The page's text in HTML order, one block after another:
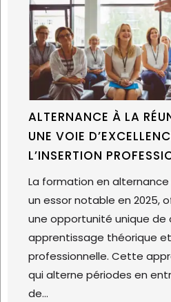
ALTERNANCE À LA
UNE VOIE
L’INSERTION
La formation en alternance
un essor notable en 2025,
une opportunité unique de
apprentissage théorique
professionnelle. Cette
qui alterne périodes en
de...